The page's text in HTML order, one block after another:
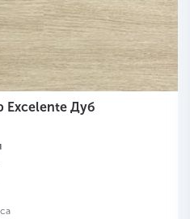
Excelente Дуб